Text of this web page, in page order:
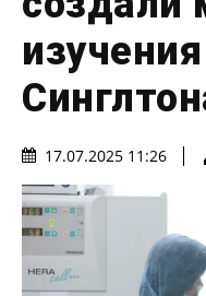
17.07.2025 11:26